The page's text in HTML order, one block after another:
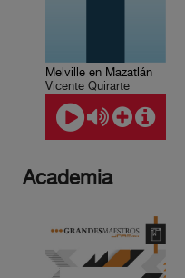
Melville en Mazatlán
Vicente Quirarte
Academia